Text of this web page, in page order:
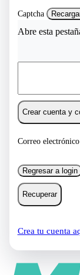
Captcha
Abre esta
Crear cuenta y
Correo electrónico
Regresar a login
Recuperar
Crea tu cuenta